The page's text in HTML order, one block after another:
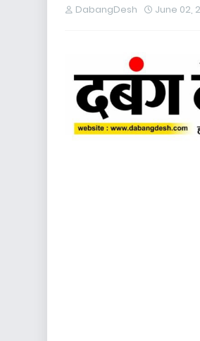
DabangDesh June 02,